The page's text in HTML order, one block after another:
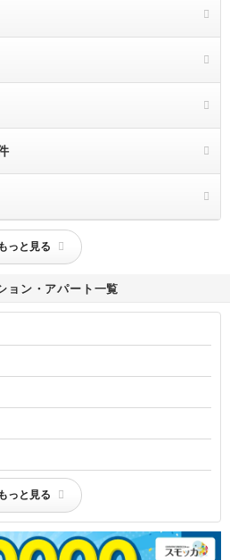
もっと見る
ョン・アパート一覧
もっと見る